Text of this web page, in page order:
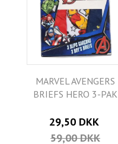
MARVEL AVENGERS
BRIEFS HERO 3-PAK
29,50 DKK
59,00 DKK